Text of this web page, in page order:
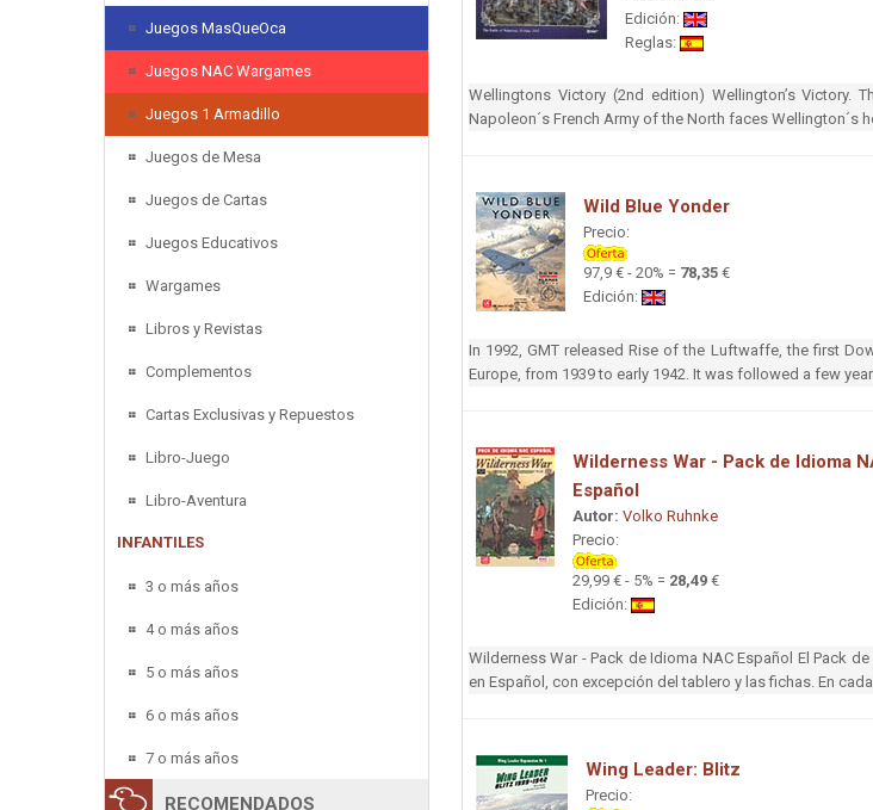
Juegos MasQueOca
Juegos NAC Wargames
Juegos 1 Armadillo
Juegos de Mesa
Juegos de Cartas
Juegos Educativos
Wargames
Libros y Revistas
Complementos
Cartas Exclusivas y Repuestos
Libro-Juego
Libro-Aventura
INFANTILES
3 o más años
4 o más años
5 o más años
6 o más años
7 o más años
RECOMENDADOS
Edición:
Reglas:
Wellingtons Victory (2nd edition) Wellington’s Victory.
Napoleon´s French Army of the North faces
Wild Blue Yonder
Precio:
97,9 € - 20% = 78,35 €
Edición:
In 1992, GMT released Rise of the Luftwaffe, the first
Europe, from 1939 to early 1942. It was followed a few
Wilderness War - Pack de Idioma
Español
Autor: Volko Ruhnke
Precio:
29,99 € - 5% = 28,49 €
Edición:
Wilderness War - Pack de Idioma NAC Español El Pack
en Español, con excepción del tablero y las fichas. En
Wing Leader: Blitz
Precio: